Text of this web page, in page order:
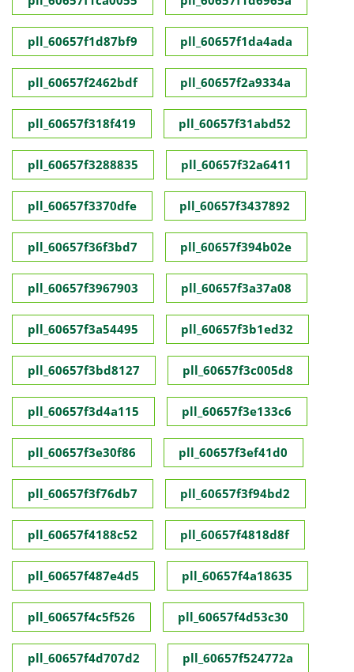
pll_60657f1d87bf9 pll_60657f1da4ada
pll_60657f2462bdf pll_60657f2a9334a
pll_60657f318f419 pll_60657f31abd52
pll_60657f3288835 pll_60657f32a6411
pll_60657f3370dfe pll_60657f3437892
pll_60657f36f3bd7 pll_60657f394b02e
pll_60657f3967903 pll_60657f3a37a08
pll_60657f3a54495 pll_60657f3b1ed32
pll_60657f3bd8127 pll_60657f3c005d8
pll_60657f3d4a115 pll_60657f3e133c6
pll_60657f3e30f86 pll_60657f3ef41d0
pll_60657f3f76db7 pll_60657f3f94bd2
pll_60657f4188c52 pll_60657f4818d8f
pll_60657f487e4d5 pll_60657f4a18635
pll_60657f4c5f526 pll_60657f4d53c30
pll_60657f4d707d2 pll_60657f524772a